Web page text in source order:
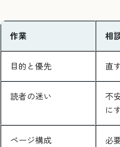
作業 相
目的と優先 直
読者の迷い
不
に
ページ構成
必